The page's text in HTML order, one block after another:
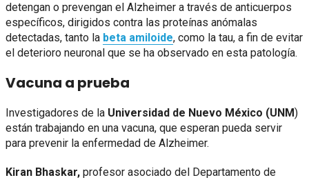
detengan o prevengan el Alzheimer a través de anticuerpos
específicos, dirigidos contra las proteínas anómalas
detectadas, tanto la beta amiloide, como la tau, a fin de evitar
el deterioro neuronal que se ha observado en esta patología.
Vacuna a prueba
Investigadores de la Universidad de Nuevo México (UNM)
están trabajando en una vacuna, que esperan pueda servir
para prevenir la enfermedad de Alzheimer.
Kiran Bhaskar, profesor asociado del Departamento de